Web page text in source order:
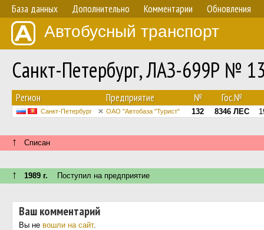
База данных Дополнительно Комментарии Обновления
Автобусный транспорт
Санкт-Петербург, ЛАЗ-699Р №
Регион Предприятие № Гос.№
Санкт-Петербург ОАО "Автобаза "Турист" 132 8346 ЛЕС
↑ Списан
↑ 1989 г. Поступил на предприятие
Ваш комментарий
Вы не вошли на сайт.